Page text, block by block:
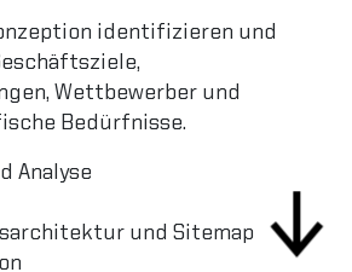
identifizieren und
Wettbewerber und
Bedürfnisse.
Analyse
und Sitemap